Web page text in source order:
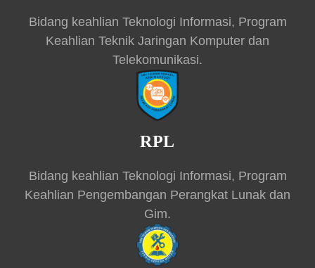
Bidang keahlian Teknologi Informasi, Program
Keahlian Teknik Jaringan Komputer dan
Telekomunikasi.
RPL
Bidang keahlian Teknologi Informasi, Program
Keahlian Pengembangan Perangkat Lunak dan
Gim.